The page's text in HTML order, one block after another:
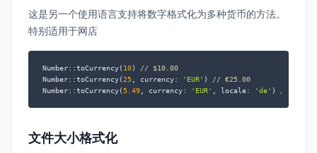
这是另一个使用语言支持将数字格式化为多种货币的方法。
特别适用于网店
Number::toCurrency( 10)
// $10.00
Number::toCurrency(25, currency: 'EUR' )
// €25.00
Number::toCurrency( 5.49, currency: 'EUR' , locale: 'de' ) // 5.49
文件大小格式化